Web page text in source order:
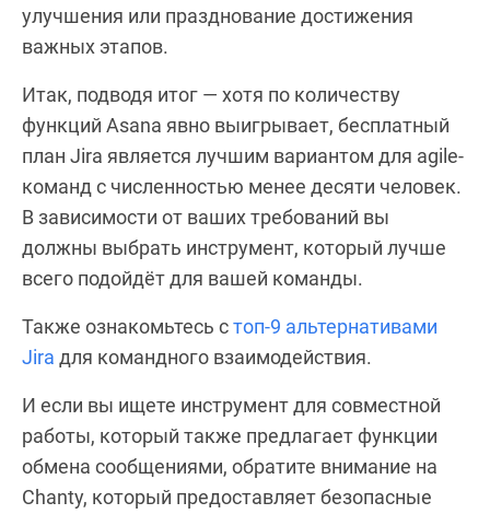
улучшения или празднование достижения
важных этапов.
Итак, подводя итог — хотя по количеству
функций Asana явно выигрывает, бесплатный
план Jira является лучшим вариантом для agile-
команд с численностью менее десяти человек.
В зависимости от ваших требований вы
должны выбрать инструмент, который лучше
всего подойдёт для вашей команды.
Также ознакомьтесь стоп-9 альтернативами
Jira для командного взаимодействия.
И если вы ищете инструмент для совместной
работы, который также предлагает функции
обмена сообщениями, обратите внимание на
Chanty, который предоставляет безопасные